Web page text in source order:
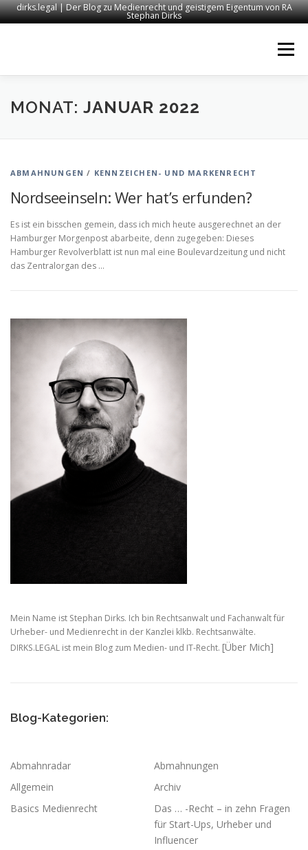
dirks.legal | Der Blog zu Medienrecht und geistigem Eigentum von RA
Stephan Dirks
Menü
START KONTAKT RECHTSANWALT DIRKS
MONAT: JANUAR 2022
ABMAHNUNGEN / KENNZEICHEN- UND MARKENRECHT
Nordseeinseln: Wer hat’s erfunden?
Es ist ein bisschen gemein, dass ich mich heute ausgerechnet an der
Hamburger Morgenpost abarbeite, denn zugegeben: Dieses
Hamburger Revolverblatt ist nun mal eine Boulevardzeitung und nicht
das Zentralorgan des …
Mein Name ist Stephan Dirks. Ich bin Rechtsanwalt und Fachanwalt für
Urheber- und Medienrecht in der Kanzlei klkb. Rechtsanwälte.
DIRKS.LEGAL ist mein Blog zum Medien- und IT-Recht. [Über Mich]
Blog-Kategorien:
Abmahnradar
Abmahnungen
Allgemein
Archiv
Basics Medienrecht
Das … -Recht – in zehn Fragen
für Start-Ups, Urheber und
Influencer